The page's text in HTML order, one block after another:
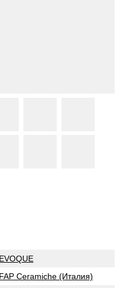
EVOQUE
FAP Ceramiche (Италия)